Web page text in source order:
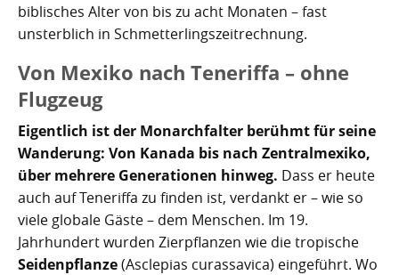
Santa Cruz de Tenerife
Santa Úrsula
Tacoronte
Tegueste
biblisches Alter von bis zu acht Monaten – fast
unsterblich in Schmetterlingszeitrechnung.
Von Mexiko nach Teneriffa – ohne
Flugzeug
Eigentlich ist der Monarchfalter berühmt für seine
Wanderung: Von Kanada bis nach Zentralmexiko,
über mehrere Generationen hinweg. Dass er heute
auch auf Teneriffa zu finden ist, verdankt er – wie so
viele globale Gäste – dem Menschen. Im 19.
Jahrhundert wurden Zierpflanzen wie die tropische
Seidenpflanze(Asclepias curassavica) eingeführt. Wo